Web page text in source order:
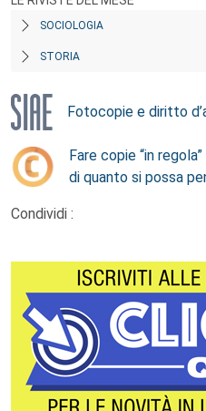
SOCIOLOGIA
STORIA
Fotocopie e diritto
Fare copie “in
di quanto si possa
Condividi :